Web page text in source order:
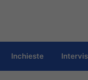
Inchieste